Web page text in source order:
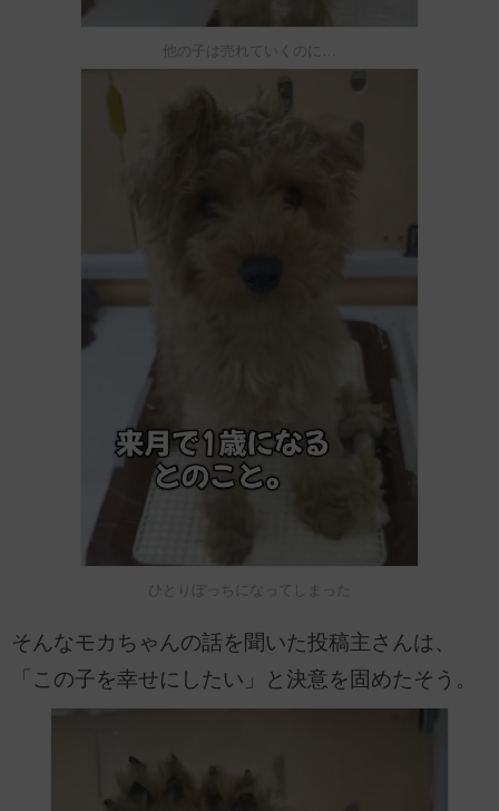
他の子は売れていくのに…
ひとりぼっちになってしまった
そんなモカちゃんの話を聞いた投稿主さんは、
「この子を幸せにしたい」と決意を固めたそう。